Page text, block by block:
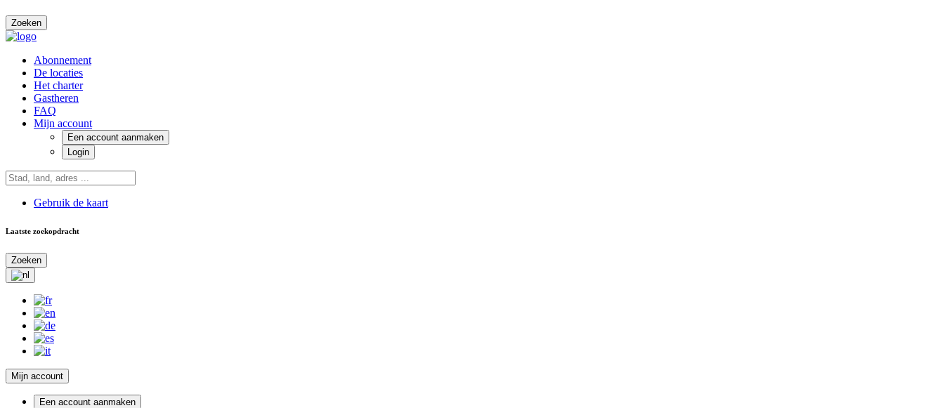
Zoeken
Abonnement
De locaties
Het charter
Gastheren
FAQ
Mijn account
Een account aanmaken
Login
Gebruik de kaart
Laatste zoekopdracht
Zoeken
Mijn account
Een account aanmaken